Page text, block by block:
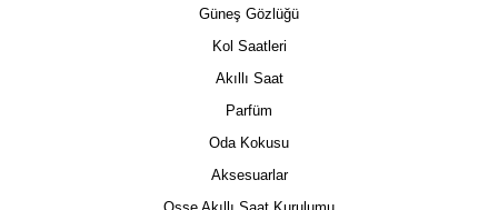
Güneş Gözlüğü
Kol Saatleri
Akıllı Saat
Parfüm
Oda Kokusu
Aksesuarlar